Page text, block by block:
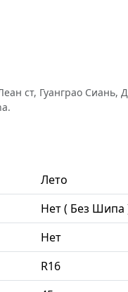
ст, Гуанграо
Лето
Нет ( Без Шипа
Нет
R16